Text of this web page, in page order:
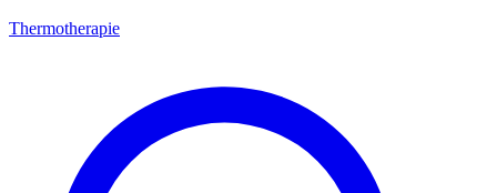
Thermotherapie